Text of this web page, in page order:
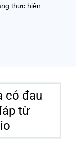
thực hiện
có đau
từ